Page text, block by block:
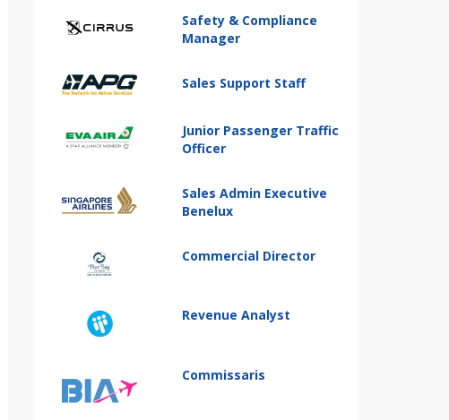
Safety & Compliance
Manager
Sales Support Staff
Junior Passenger Traffic
Officer
Sales Admin Executive
Benelux
Commercial Director
Revenue Analyst
Commissaris